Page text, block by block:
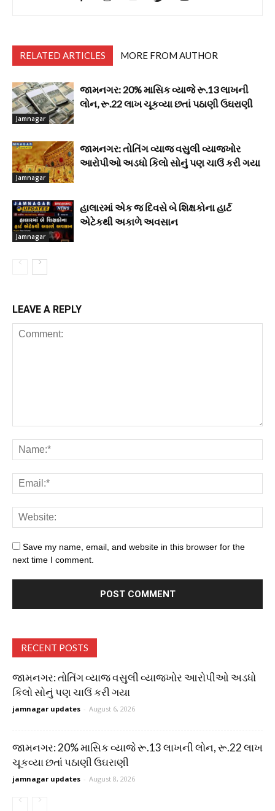
RELATED ARTICLES MORE FROM AUTHOR
Jamnagar
જામનગર: 20% માસિક વ્યાજે રૂ.13 લાખની
લોન, રૂ.22 લાખ ચૂકવ્યા છતાં પઠાણી ઉઘરાણી
Jamnagar
જામનગર: તોતિંગ વ્યાજ વસુલી વ્યાજખોર
આરોપીઓ અડધો કિલો સોનું પણ ચાઉં કરી ગયા
Jamnagar
હાલારમાં એક જ દિવસે બે શિક્ષકોના હાર્ટ
એટેકથી અકાળે અવસાન
LEAVE A REPLY
Save my name, email, and website in this browser for the
next time I comment.
RECENT POSTS
જામનગર: તોતિંગ વ્યાજ વસુલી વ્યાજખોર આરોપીઓ અડધો
કિલો સોનું પણ ચાઉં કરી ગયા
jamnagar updates - August 6, 2026
જામનગર: 20% માસિક વ્યાજે રૂ.13 લાખની લોન, રૂ.22 લાખ
ચૂકવ્યા છતાં પઠાણી ઉઘરાણી
jamnagar updates - August 8, 2026